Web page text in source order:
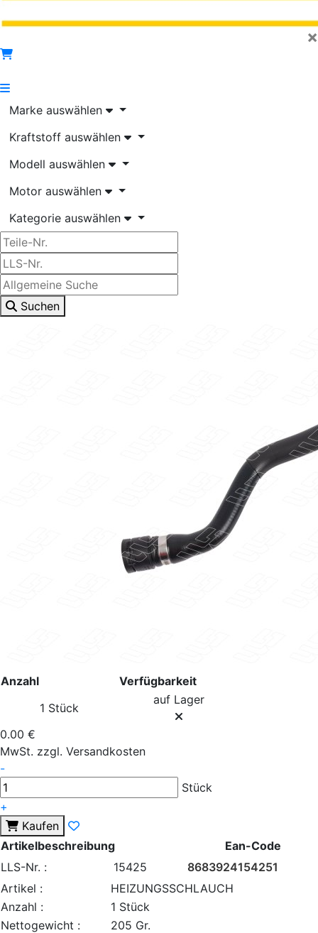
×
Marke auswählen
Kraftstoff auswählen
Modell auswählen
Motor auswählen
Kategorie auswählen
Suchen
Anzahl
Verfügbarkeit
1 Stück
auf Lager
0.00 €
MwSt. zzgl. Versandkosten
-
Stück
+
Kaufen
Artikelbeschreibung
Ean-Code
LLS-Nr. :
15425
8683924154251
Artikel :
HEIZUNGSSCHLAUCH
Anzahl :
1 Stück
Nettogewicht :
205 Gr.